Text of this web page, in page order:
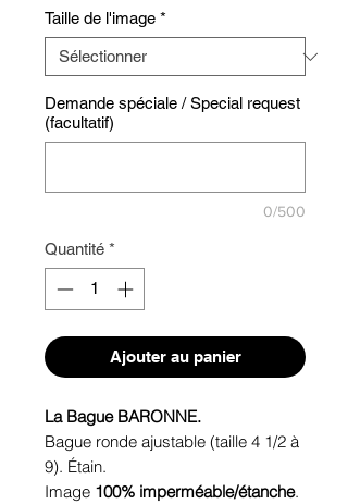
Taille de l'image *
Demande spéciale / Special request
(facultatif)
0/500
Quantité *
Ajouter au panier
La Bague BARONNE.
Bague ronde ajustable (taille 4 1/2 à
9). Étain.
Image 100% imperméable/étanche.